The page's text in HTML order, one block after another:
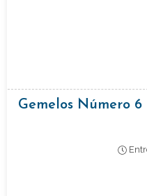
Gemelos Número